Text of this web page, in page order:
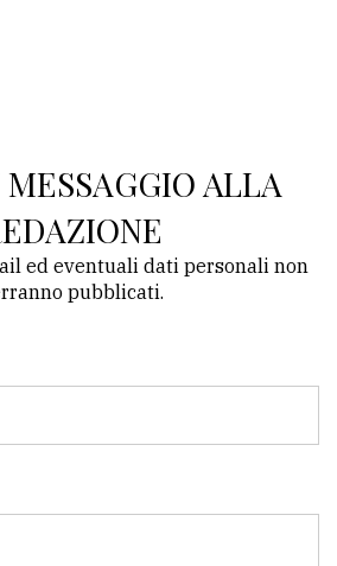
ALLA
ed eventuali dati personali non
pubblicati.